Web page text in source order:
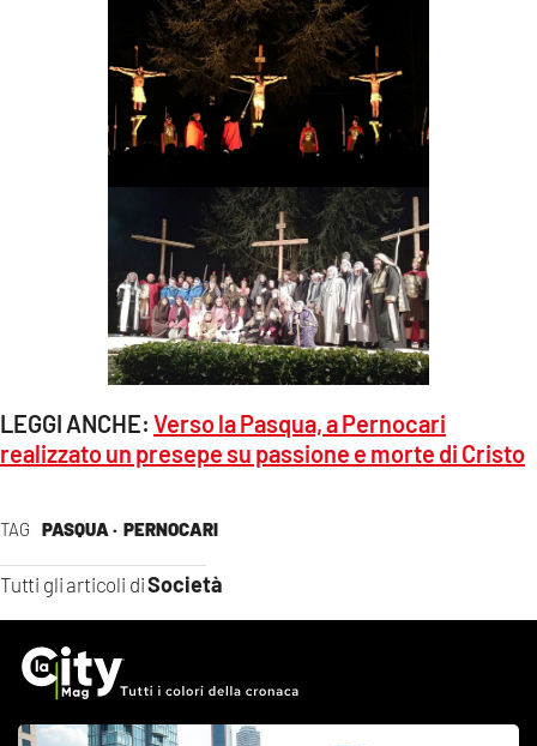
TAG PASQUA · PERNOCARI
Tutti gli articoli diSocietà
LEGGI ANCHE: Verso la Pasqua, a Pernocari
realizzato un presepe su passione e morte di Cristo